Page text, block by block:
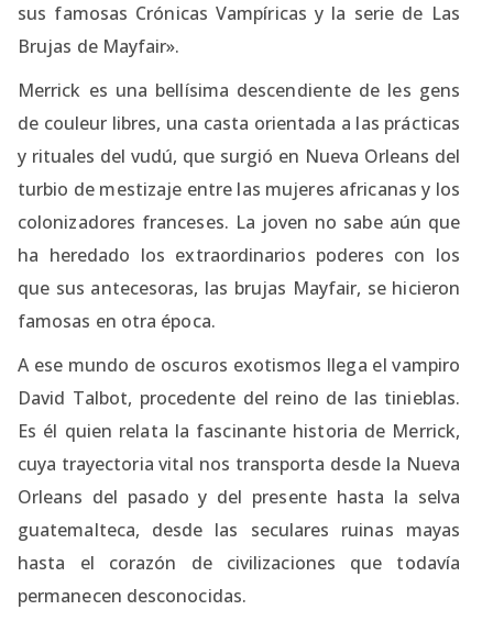
sus famosas Crónicas Vampíricas y la serie de Las
Brujas de Mayfair».
Merrick es una bellísima descendiente de les gens
de couleur libres, una casta orientada a las prácticas
y rituales del vudú, que surgió en Nueva Orleans del
turbio de mestizaje entre las mujeres africanas y los
colonizadores franceses. La joven no sabe aún que
ha heredado los extraordinarios poderes con los
que sus antecesoras, las brujas Mayfair, se hicieron
famosas en otra época.
A ese mundo de oscuros exotismos llega el vampiro
David Talbot, procedente del reino de las tinieblas.
Es él quien relata la fascinante historia de Merrick,
cuya trayectoria vital nos transporta desde la Nueva
Orleans del pasado y del presente hasta la selva
guatemalteca, desde las seculares ruinas mayas
hasta el corazón de civilizaciones que todavía
permanecen desconocidas.